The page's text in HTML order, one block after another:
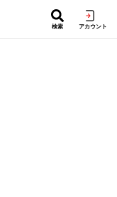
検索 アカウント